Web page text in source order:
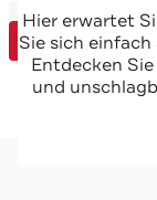
SPORTALM
Blusenshirt
-69%*
Sale
Special
Jetzt
Hier erwartet
Sie sich
Entdecken
und